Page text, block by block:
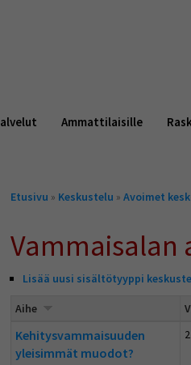
Ammattilaisille
Olet
Etusivu » Keskustelu » Avoimet
Vammaisalan
Lisää uusi sisältötyyppi
Aihe
Kehitysvammaisuuden
yleisimmät muodot?
2